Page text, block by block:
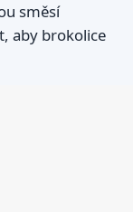
směsí
aby brokolice